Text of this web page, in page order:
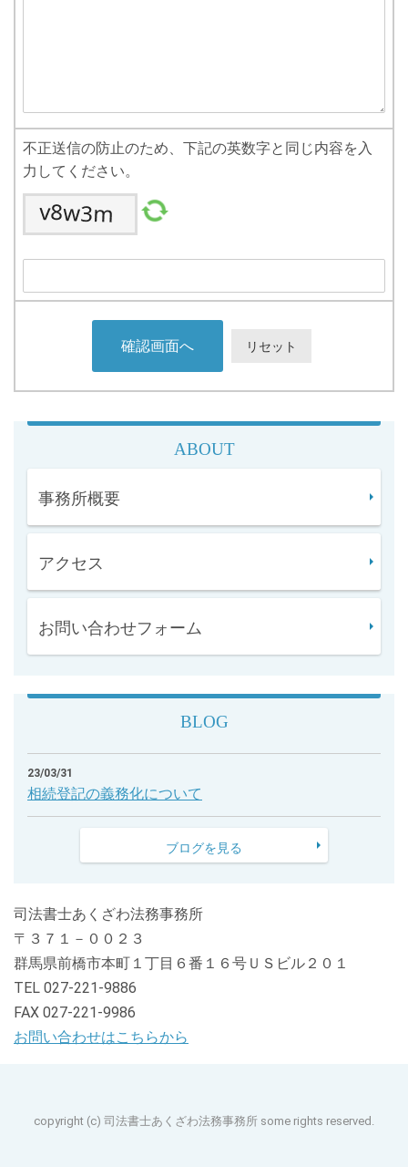
不正送信の防止のため、下記の英数字と同じ内容を入
力してください。
ABOUT
事務所概要
アクセス
お問い合わせフォーム
BLOG
23/03/31
相続登記の義務化について
ブログを見る
司法書士あくざわ法務事務所
〒３７１－００２３
群馬県前橋市本町１丁目６番１６号ＵＳビル２０１
TEL 027-221-9886
FAX 027-221-9986
お問い合わせはこちらから
copyright (c) 司法書士あくざわ法務事務所 some rights reserved.